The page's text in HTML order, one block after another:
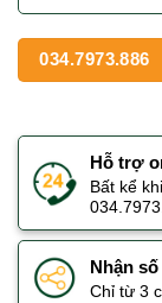
034.7973.886
Hỗ trợ
Bất kể
Nhận
Chỉ từ 3